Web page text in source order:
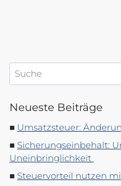
Suchen
Neueste Beiträge
Umsatzsteuer:
Sicherungseinbehalt:
Uneinbringlichkeit
Steuervorteil nutzen